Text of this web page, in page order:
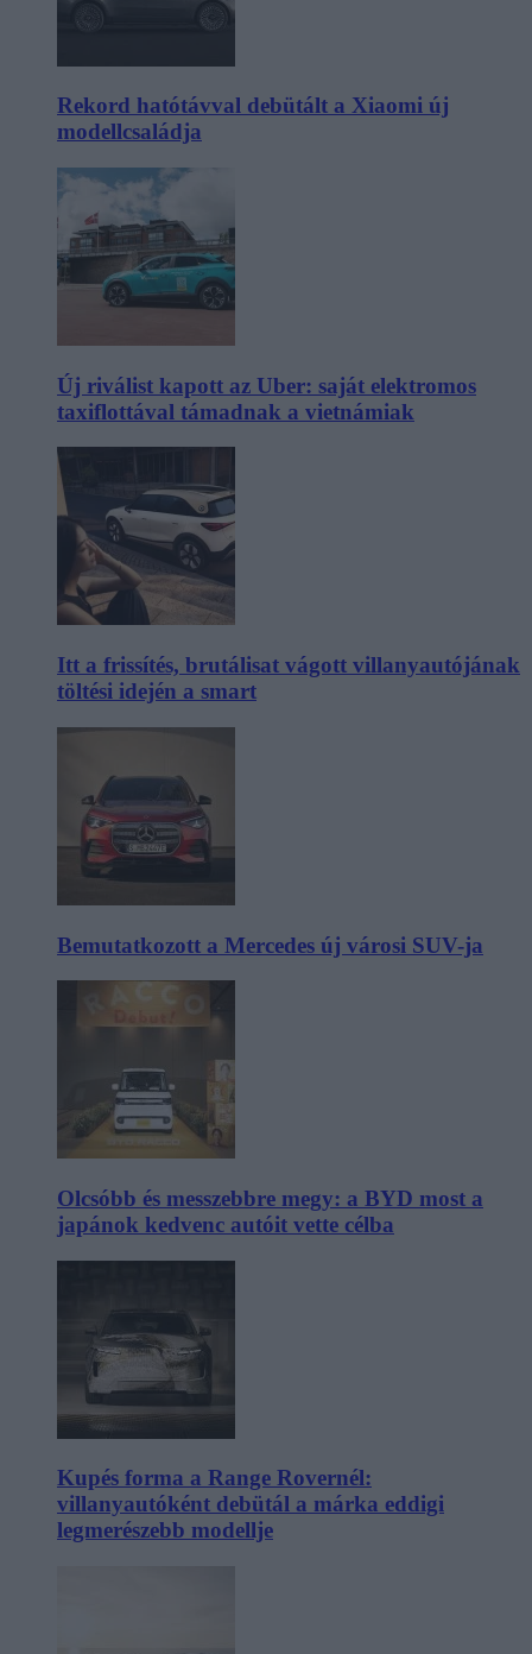
Rekord hatótávval debütált a Xiaomi új
modellcsaládja
Új riválist kapott az Uber: saját elektromos
taxiflottával támadnak a vietnámiak
Itt a frissítés, brutálisat vágott villanyautójának
töltési idején a smart
Bemutatkozott a Mercedes új városi SUV-ja
Olcsóbb és messzebbre megy: a BYD most a
japánok kedvenc autóit vette célba
Kupés forma a Range Rovernél:
villanyautóként debütál a márka eddigi
legmerészebb modellje